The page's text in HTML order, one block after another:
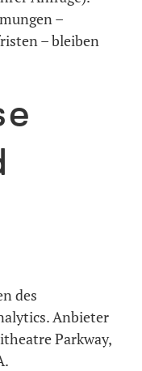
–
– bleiben
des
Anbieter
Parkway,